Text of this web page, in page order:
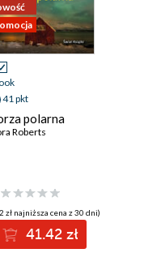
41 pkt
polarna
Roberts
zł najniższa cena z 30 dni)
41.42 zł